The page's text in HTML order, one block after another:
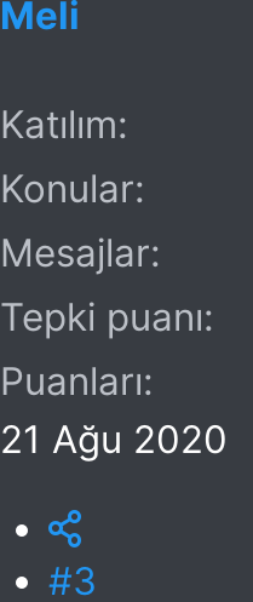
Meli
Katılım
Konular
Mesajlar
Tepki puanı
Puanları
21 Ağu 2020
#3